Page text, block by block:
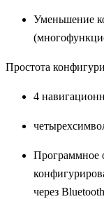
Уменьшение
Простота
4
Программное
через